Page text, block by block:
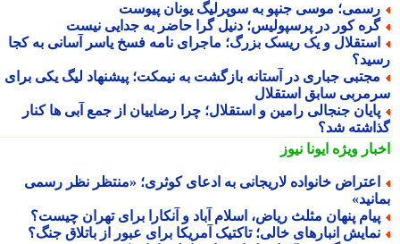
موسی جنپو به سوپرلیگ یونان پیوست
کور در پرسپولیس؛ دنیل گرا حاضر به جدایی نیست
و یک ریسک بزرگ؛ ماجرای نامه فسخ یاسر آسانی به کجا
جباری در آستانه بازگشت به نیمکت؛ پیشنهاد لیگ یکی برای
سابق استقلال
جنجالی رامین و استقلال؛ چرا رضاییان از جمع آبی ها کنار
شد؟
ویژهایونا نیوز
خانواده لاریجانی به ادعای کوثری؛ «منتظر نظر رسمی
پنهان مثلث ریاض، اسلام آباد و آنکارا برای تهران چیست؟
انبارهای خالی؛ تاکتیک آمریکا برای عبور از باتلاق جنگ؟